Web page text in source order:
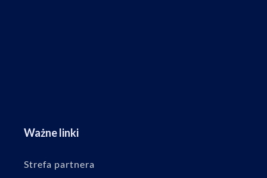
Ważne linki
Strefa partnera